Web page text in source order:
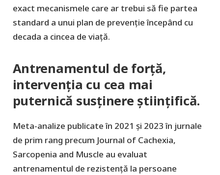
exact mecanismele care ar trebui să fie partea
standard a unui plan de prevenție începând cu
decada a cincea de viață.
Antrenamentul de forță,
intervenția cu cea mai
puternică susținere științifică.
Meta-analize publicate în 2021 și 2023 în jurnale
de prim rang precum Journal of Cachexia,
Sarcopenia and Muscle au evaluat
antrenamentul de rezistență la persoane